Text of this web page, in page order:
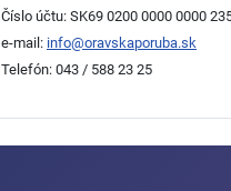
Číslo účtu: SK69 0200 0000 0000
e-mail: info@oravskaporuba.sk
Telefón: 043 / 588 23 25